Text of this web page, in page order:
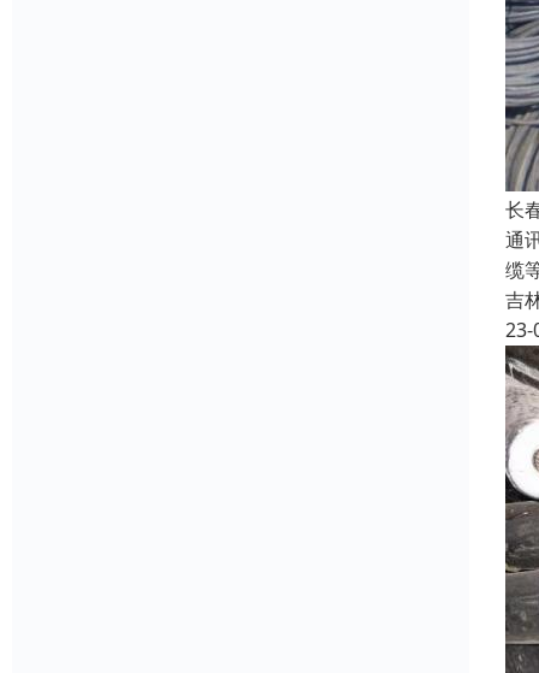
长
通
缆
吉
23-